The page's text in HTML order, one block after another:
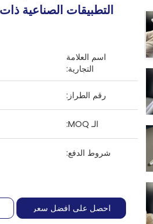
التطبيقات الصناعية
اسم العلامة
التجارية:
رقم الطراز:
الـ MOQ:
شروط الدفع:
احصل على افضل سعر